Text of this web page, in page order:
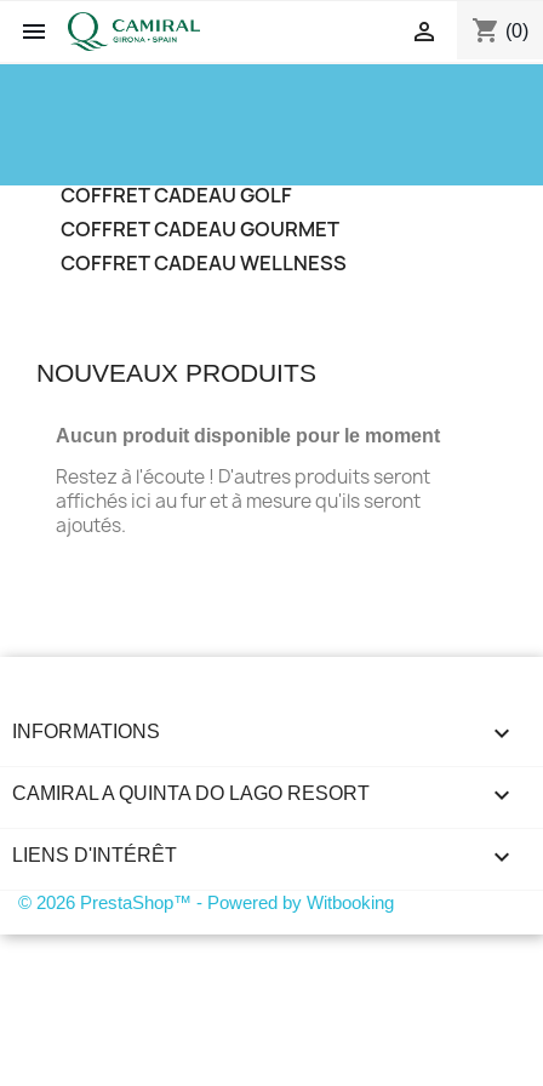
 shopping_cart (0)

COFFRET CADEAU GOLF
COFFRET CADEAU GOURMET
COFFRET CADEAU WELLNESS
NOUVEAUX PRODUITS
Aucun produit disponible pour le moment
Restez à l'écoute ! D'autres produits seront
affichés ici au fur et à mesure qu'ils seront
ajoutés.
INFORMATIONS keyboard_arrow_down
CAMIRAL A QUINTA DO LAGO RESORT 
LIENS D'INTÉRÊT 
© 2026 PrestaShop™ - Powered by Witbooking